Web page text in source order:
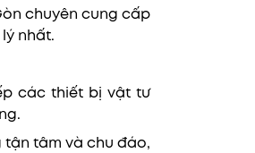
chuyên cung cấp
nhất.
các thiết bị vật tư
tận tâm và chu đáo,